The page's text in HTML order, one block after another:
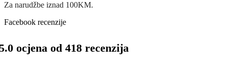
Za narudžbe iznad 100KM.
Facebook recenzije
ocjena od 418 recenzija